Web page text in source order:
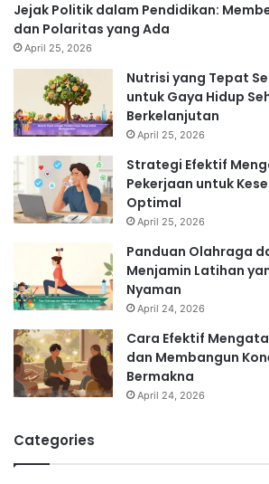
Jejak Politik dalam Pendidikan:
dan Polaritas yang Ada
April 25, 2026
Nutrisi yang Tepat
untuk Gaya Hidup
Berkelanjutan
April 25, 2026
Strategi Efektif
Pekerjaan untuk
Optimal
April 25, 2026
Panduan Olahraga
Menjamin Latihan
Nyaman
April 24, 2026
Cara Efektif
dan Membangun
Bermakna
April 24, 2026
Categories